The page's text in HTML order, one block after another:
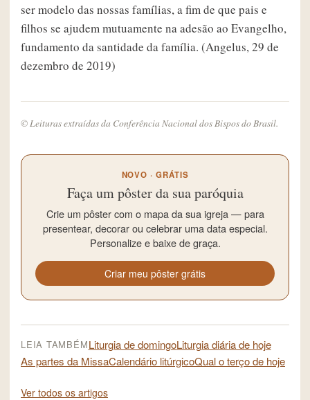
ser modelo das nossas famílias, a fim de que pais e
filhos se ajudem mutuamente na adesão ao Evangelho,
fundamento da santidade da família. (Angelus, 29 de
dezembro de 2019)
© Leituras extraídas da Conferência Nacional dos Bispos do Brasil.
NOVO · GRÁTIS
Faça um pôster da sua paróquia
Crie um pôster com o mapa da sua igreja — para
presentear, decorar ou celebrar uma data especial.
Personalize e baixe de graça.
Criar meu pôster grátis
LEIA TAMBÉMLiturgia de domingoLiturgia diária de hoje
As partes da MissaCalendário litúrgicoQual o terço de hoje
Ver todos os artigos